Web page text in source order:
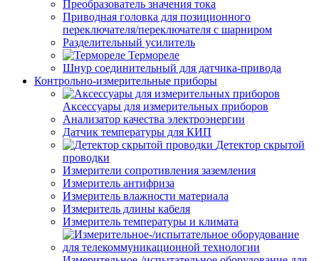
Преобразователь значения тока
Приводная головка для позиционного
переключателя/переключателя с шарниром
Разделительный усилитель
Термореле
Шнур соединительный для датчика-привода
Контрольно-измерительные приборы
Аксессуары для измерительных приборов
Анализатор качества электроэнергии
Датчик температуры для КИП
Детектор скрытой
проводки
Измерители сопротивления заземления
Измеритель антифриза
Измеритель влажности материала
Измеритель длины кабеля
Измеритель температуры и климата